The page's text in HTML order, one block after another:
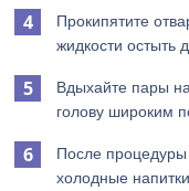
Прокипятите
жидкости остыть
Вдыхайте пары
голову широким
После процедуры
холодные напитки.